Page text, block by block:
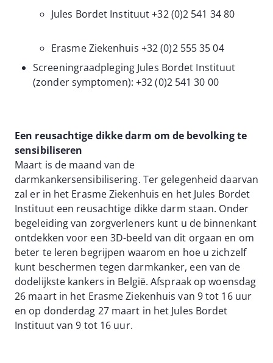
Jules Bordet Instituut +32 (0)2 541 34 80
Erasme Ziekenhuis +32 (0)2 555 35 04
Screeningraadpleging Jules Bordet Instituut
(zonder symptomen): +32 (0)2 541 30 00
Een reusachtige dikke darm om de bevolking te
sensibiliseren
Maart is de maand van de
darmkankersensibilisering. Ter gelegenheid daarvan
zal er in het Erasme Ziekenhuis en het Jules Bordet
Instituut een reusachtige dikke darm staan. Onder
begeleiding van zorgverleners kunt u de binnenkant
ontdekken voor een 3D-beeld van dit orgaan en om
beter te leren begrijpen waarom en hoe u zichzelf
kunt beschermen tegen darmkanker, een van de
dodelijkste kankers in België. Afspraak op woensdag
26 maart in het Erasme Ziekenhuis van 9 tot 16 uur
en op donderdag 27 maart in het Jules Bordet
Instituut van 9 tot 16 uur.